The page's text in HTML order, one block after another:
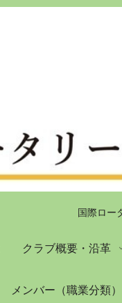
国際ロ
クラブ概要・沿革
メンバー（職業分類）